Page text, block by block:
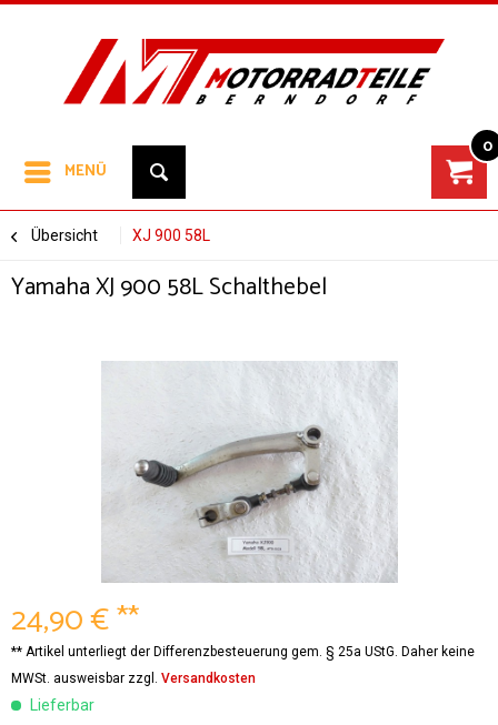
MENÜ
0
Übersicht XJ 900 58L
Yamaha XJ 900 58L Schalthebel
24,90 € **
** Artikel unterliegt der Differenzbesteuerung gem. § 25a UStG. Daher keine
MWSt. ausweisbar zzgl. Versandkosten
Lieferbar